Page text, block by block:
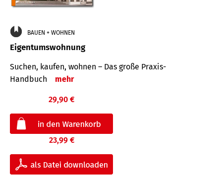
BAUEN + WOHNEN
Eigentumswohnung
Suchen, kaufen, wohnen – Das große Praxis-
Handbuch
mehr
29,90 €
23,99 €